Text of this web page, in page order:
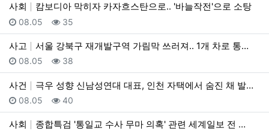
사회 캄보디아 막히자 카자흐스탄으로.. '바늘작전'으로 소탕
등록일
08.05 조회
35
사고 서울 강북구 재개발구역 가림막 쓰러져.. 1개 차로 통…
등록일
08.05 조회
38
사건 극우 성향 신남성연대 대표, 인천 자택에서 숨진 채 발…
등록일
08.05 조회
40
사회 종합특검 '통일교 수사 무마 의혹' 관련 세계일보 전 …